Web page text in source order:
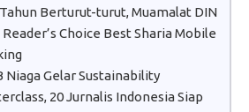
Berturut-turut, Muamalat DIN
Reader’s Choice Best Sharia Mobile
Niaga Gelar Sustainability
20 Jurnalis Indonesia Siap